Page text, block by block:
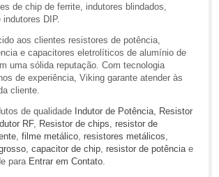
de chip de ferrite, indutores blindados,
DIP.
aos clientes resistores de potência,
e capacitores eletrolíticos de alumínio de
uma sólida reputação. Com tecnologia
de experiência, Viking garante atender às
cliente.
de qualidade Indutor de Potência
Resistor
RF, Resistor de chips resistor de
filme metálico resistores metálicos
capacitor de chip resistor de potência e
para Entrar em Contato